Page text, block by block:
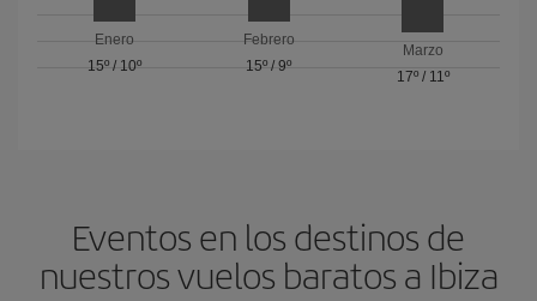
Enero
15º/ 10º
Febrero
15º / 9º
Marzo
17º/ 11º
Eventos en los destinos de
nuestros vuelos baratos a Ibiza